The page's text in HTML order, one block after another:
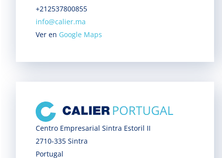
+212537800855
info@calier.ma
Ver en Google Maps
Centro Empresarial Sintra Estoril II
2710-335 Sintra
Portugal